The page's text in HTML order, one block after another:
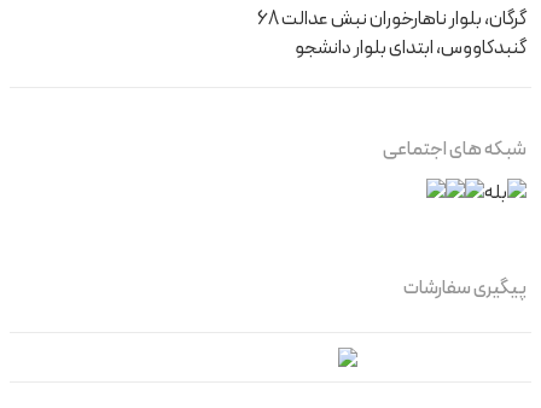
گرگان، بلوار ناهارخوران نبش عدالت 68
گنبدکاووس، ابتدای بلوار دانشجو
شبکه های اجتماعی
پیگیری سفارشات